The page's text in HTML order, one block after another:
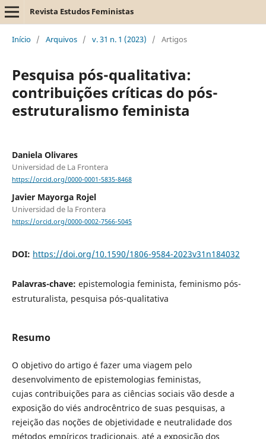
Revista Estudos Feministas
Início / Arquivos / v. 31 n. 1 (2023) / Artigos
Pesquisa pós-qualitativa:
contribuições críticas do pós-
estruturalismo feminista
Daniela Olivares
Universidad de La Frontera
https://orcid.org/0000-0001-5835-8468
Javier Mayorga Rojel
Universidad de la Frontera
https://orcid.org/0000-0002-7566-5045
DOI: https://doi.org/10.1590/1806-9584-2023v31n184032
Palavras-chave: epistemologia feminista, feminismo pós-
estruturalista, pesquisa pós-qualitativa
Resumo
O objetivo do artigo é fazer uma viagem pelo
desenvolvimento de epistemologias feministas,
cujas contribuições para as ciências sociais vão desde a
exposição do viés androcêntrico de suas pesquisas, a
rejeição das noções de objetividade e neutralidade dos
métodos empíricos tradicionais, até a exposição dos